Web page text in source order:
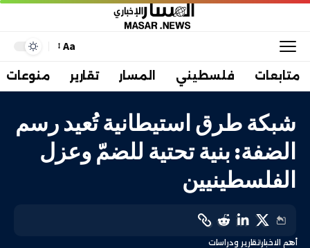
Aa
متابعات فلسطيني المسار تقارير منوعات
شبكة طرق استيطانية تُعيد رسم
الضفة: بنية تحتية للضمّ وعزل
الفلسطينيين
أهم الاخبارتقارير ودراسات